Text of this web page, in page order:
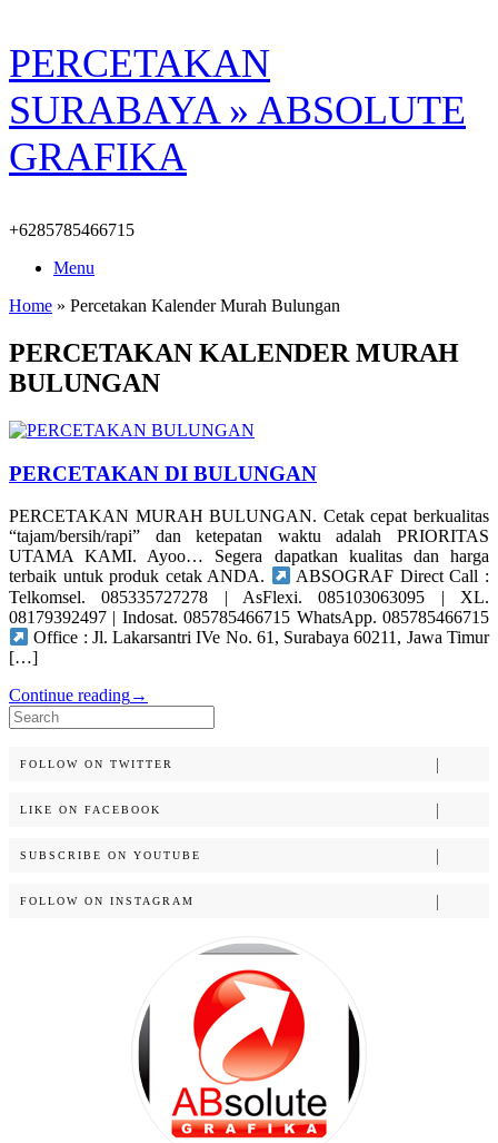
Skip
to
content
PERCETAKAN
SURABAYA » ABSOLUTE
GRAFIKA
+6285785466715
Menu
Home » Percetakan Kalender Murah Bulungan
PERCETAKAN KALENDER MURAH
BULUNGAN
PERCETAKAN DI BULUNGAN
PERCETAKAN MURAH BULUNGAN. Cetak cepat berkualitas
“tajam/bersih/rapi” dan ketepatan waktu adalah PRIORITAS
UTAMA KAMI. Ayoo… Segera dapatkan kualitas dan harga
terbaik untuk produk cetak ANDA.
ABSOGRAF Direct Call :
Telkomsel. 085335727278 | AsFlexi. 085103063095 | XL.
08179392497 | Indosat. 085785466715 WhatsApp. 085785466715
Office : Jl. Lakarsantri IVe No. 61, Surabaya 60211, Jawa Timur
[…]
Continue reading→
Search
for:
FOLLOW ON TWITTER
LIKE ON FACEBOOK
SUBSCRIBE ON YOUTUBE
FOLLOW ON INSTAGRAM